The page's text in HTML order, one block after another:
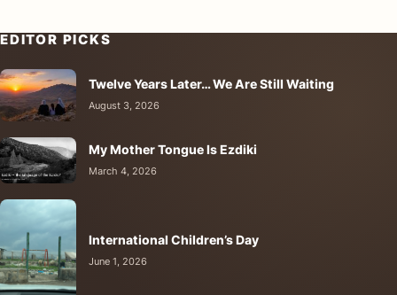
EDITOR PICKS
Twelve Years Later… We Are Still Waiting
August 3, 2026
My Mother Tongue Is Ezdiki
March 4, 2026
International Children’s Day
June 1, 2026